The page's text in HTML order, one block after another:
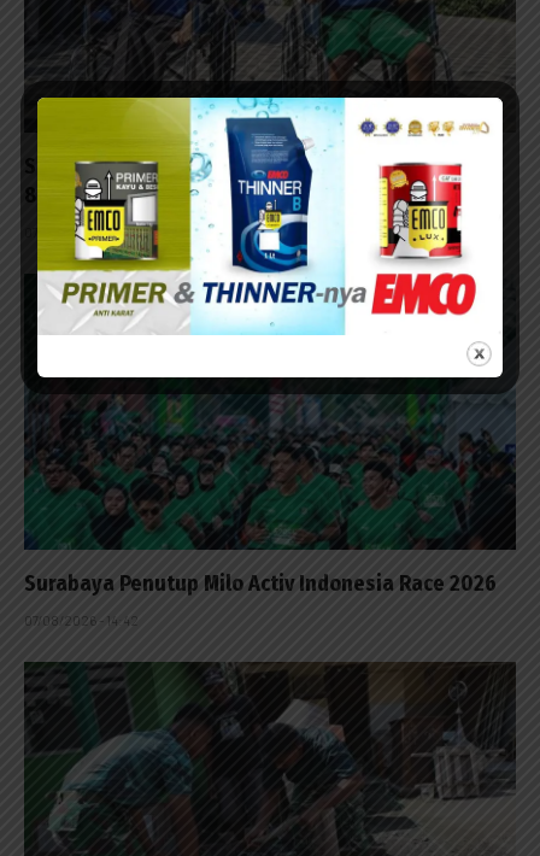
Sebanyak 60 Anak Disabilitas Ikuti Lomba HUT ke-
81 RI di Kalijudan
07/08/2026 - 15:53
Surabaya Penutup Milo Activ Indonesia Race 2026
07/08/2026 - 14:42